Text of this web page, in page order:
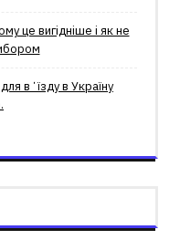
це вигідніше і як не
вʼїзду в Україну